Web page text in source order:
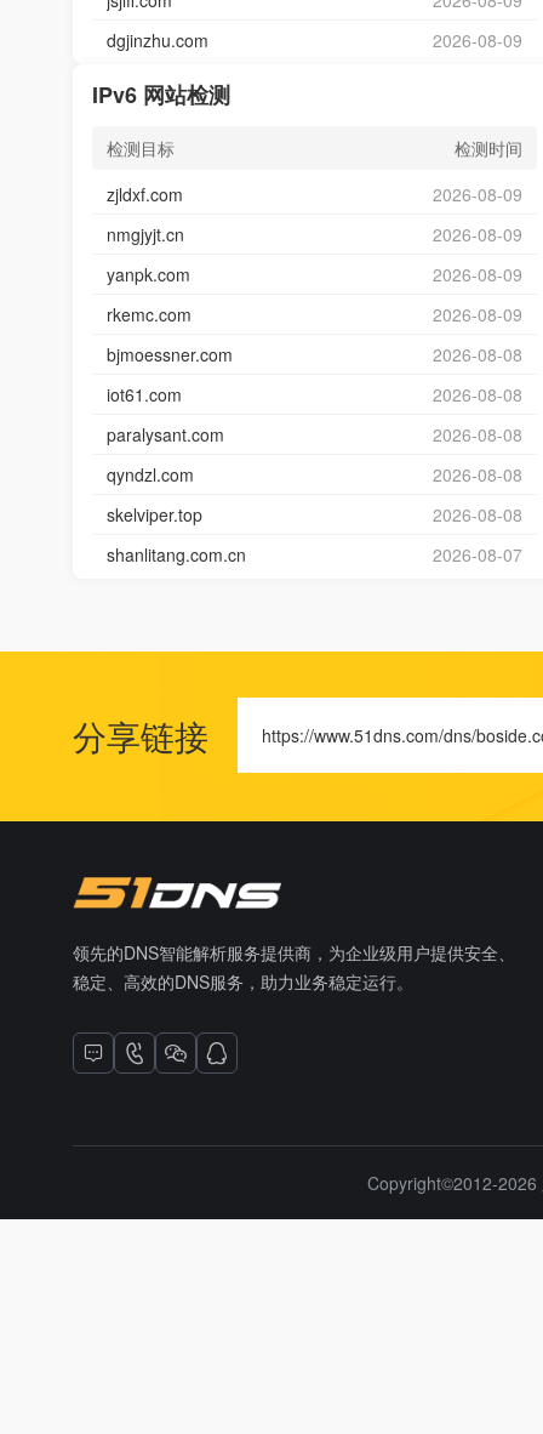
dgjinzhu.com
2026-08-09
IPv6 网站检测
检测目标
检测时间
zjldxf.com
2026-08-09
nmgjyjt.cn
2026-08-09
yanpk.com
2026-08-09
rkemc.com
2026-08-09
bjmoessner.com
2026-08-08
iot61.com
2026-08-08
paralysant.com
2026-08-08
qyndzl.com
2026-08-08
skelviper.top
2026-08-08
shanlitang.com.cn
2026-08-07
分享链接 https://www.51dns.com/dns/
领先的DNS智能解析服务提供商，为企业级用户提供安全、
稳定、高效的DNS服务，助力业务稳定运行。
Copyright©2012-2026